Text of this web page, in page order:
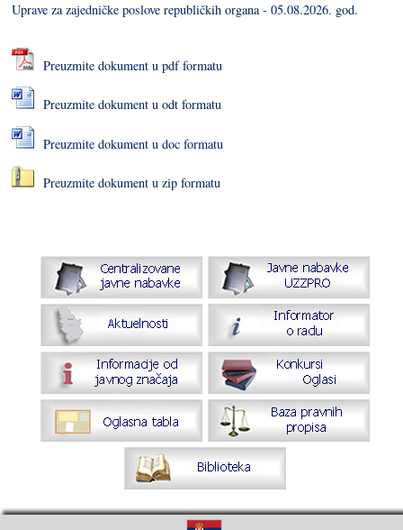
Uprave za zajedničke poslove republičkih organa - 05.08.2026. god.
Preuzmite dokument u pdf formatu
Preuzmite dokument u odt formatu
Preuzmite dokument u doc formatu
Preuzmite dokument u zip formatu